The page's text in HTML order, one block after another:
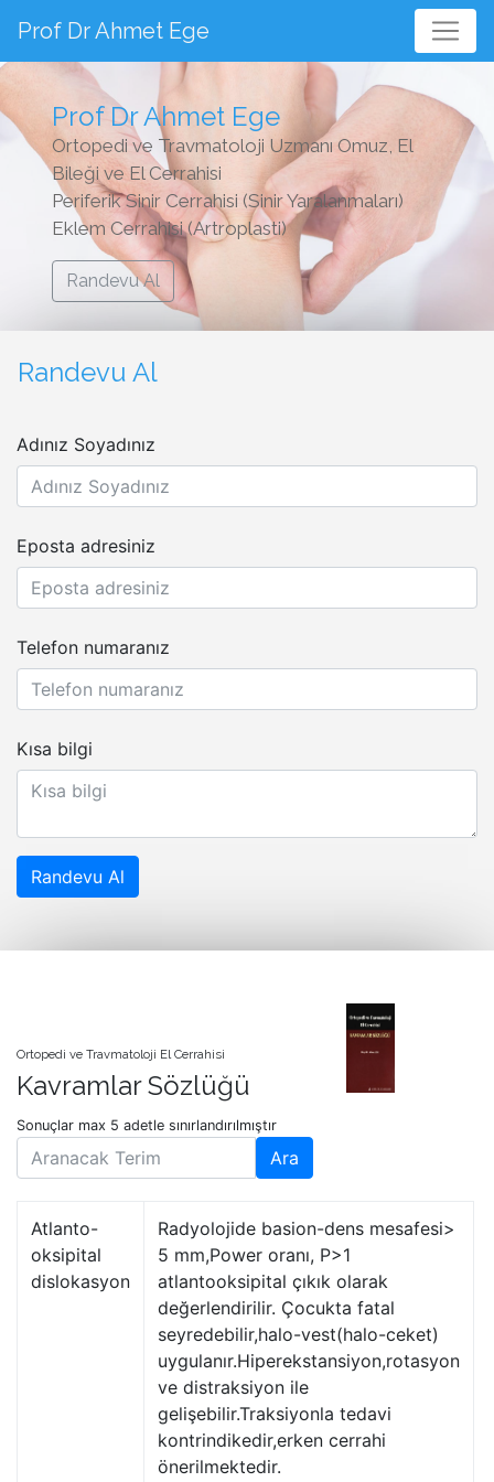
Prof Dr Ahmet Ege
Prof Dr Ahmet Ege
Ortopedi ve Travmatoloji Uzmanı Omuz, El
Bileği ve El Cerrahisi
Periferik Sinir Cerrahisi (Sinir Yaralanmaları)
Eklem Cerrahisi (Artroplasti)
Randevu Al
Randevu Al
Adınız Soyadınız
Eposta adresiniz
Telefon numaranız
Kısa bilgi
Randevu Al
Ortopedi ve Travmatoloji El Cerrahisi
Kavramlar Sözlüğü
Sonuçlar max 5 adetle sınırlandırılmıştır
Ara
Atlanto-
oksipital
dislokasyon
Radyolojide basion-dens mesafesi>
5 mm,Power oranı, P>1
atlantooksipital çıkık olarak
değerlendirilir. Çocukta fatal
seyredebilir,halo-vest(halo-ceket)
uygulanır.Hiperekstansiyon,rotasyon
ve distraksiyon ile
gelişebilir.Traksiyonla tedavi
kontrindikedir,erken cerrahi
önerilmektedir.